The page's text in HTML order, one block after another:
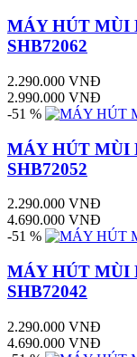
MÁY HÚT MÙI
SHB72062
2.290.000 VNĐ
2.990.000 VNĐ
-51 %
MÁY HÚT MÙI
SHB72052
2.290.000 VNĐ
4.690.000 VNĐ
-51 %
MÁY HÚT MÙI
SHB72042
2.290.000 VNĐ
4.690.000 VNĐ